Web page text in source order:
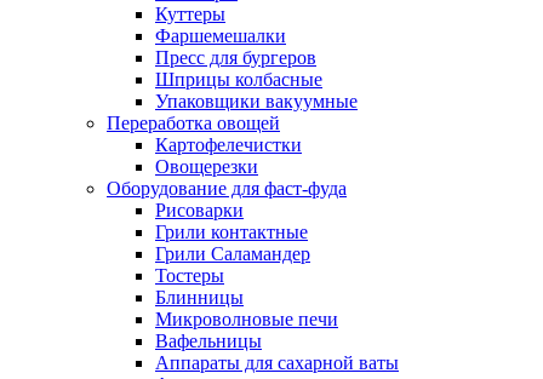
Куттеры
Фаршемешалки
Пресс для бургеров
Шприцы колбасные
Упаковщики вакуумные
Переработка овощей
Картофелечистки
Овощерезки
Оборудование для фаст-фуда
Рисоварки
Грили контактные
Грили Саламандер
Тостеры
Блинницы
Микроволновые печи
Вафельницы
Аппараты для сахарной ваты